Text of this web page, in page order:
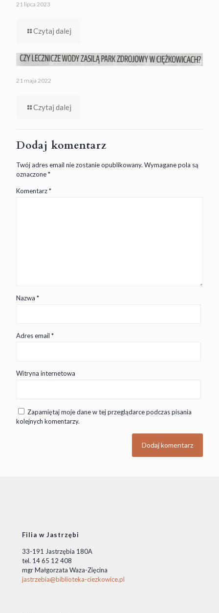
21 lipca 2023
Czytaj dalej
21 maja 2022
Czytaj dalej
Dodaj komentarz
Twój adres email nie zostanie opublikowany. Wymagane pola są
oznaczone*
Komentarz*
Nazwa *
Adres email *
Witryna internetowa
Zapamiętaj moje dane w tej przeglądarce podczas pisania
kolejnych komentarzy.
Filia w Jastrzębi
33-191 Jastrzębia 180A
tel. 14 65 12 408
mgr Małgorzata Waza-Zięcina
jastrzebia@biblioteka-ciezkowice.pl